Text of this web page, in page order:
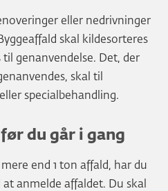
eller nedrivninger
skal kildesorteres
til genanvendelse. Det, der
skal til
specialbehandling.
du går i gang
end 1 ton affald, har du
anmelde affaldet. Du skal